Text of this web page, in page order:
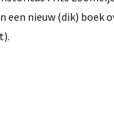
een nieuw (dik) boek